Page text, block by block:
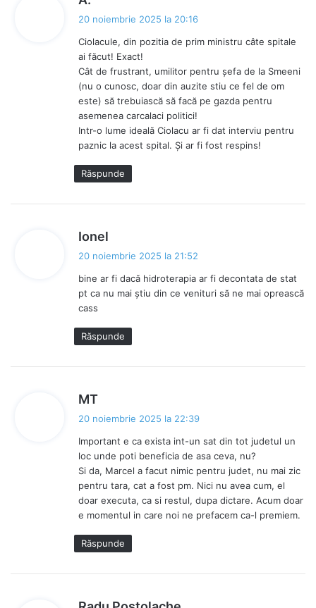
n
e
:
20 noiembrie 2025 la 20:16
Ciolacule, din pozitia de prim ministru câte spitale
ai făcut! Exact!
Cât de frustrant, umilitor pentru șefa de la Smeeni
(nu o cunosc, doar din auzite stiu ce fel de om
este) să trebuiască să facă pe gazda pentru
asemenea carcalaci politici!
Intr-o lume ideală Ciolacu ar fi dat interviu pentru
paznic la acest spital. Și ar fi fost respins!
Răspunde
Ionel
n
e
20 noiembrie 2025 la 21:52
bine ar fi dacă hidroterapia ar fi decontata de stat
pt ca nu mai știu din ce venituri să ne mai oprească
cass
Răspunde
MT
n
e
:
20 noiembrie 2025 la 22:39
Important e ca exista int-un sat din tot judetul un
loc unde poti beneficia de asa ceva, nu?
Si da, Marcel a facut nimic pentru judet, nu mai zic
pentru tara, cat a fost pm. Nici nu avea cum, el
doar executa, ca si restul, dupa dictare. Acum doar
e momentul in care noi ne prefacem ca-l premiem.
Răspunde